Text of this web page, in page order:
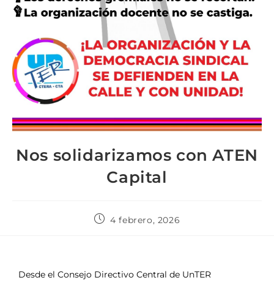
Nos solidarizamos con ATEN
Capital
4 febrero, 2026
Desde el Consejo Directivo Central de UnTER